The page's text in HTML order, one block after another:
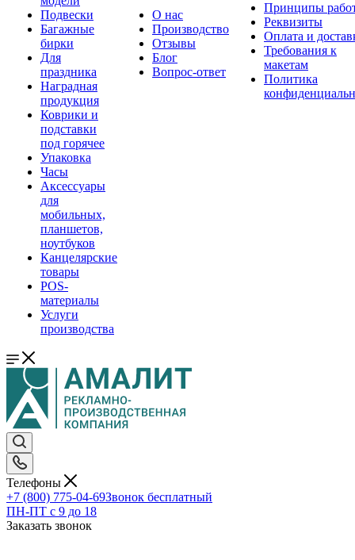
Подвески
Багажные
бирки
Для
праздника
Наградная
продукция
Коврики и
подставки
под горячее
Упаковка
Часы
Аксессуары
для
мобильных,
планшетов,
ноутбуков
Канцелярские
товары
POS-
материалы
Услуги
производства
О нас
Производство
Отзывы
Блог
Вопрос-ответ
Принципы
Реквизиты
Оплата и
Требования к
макетам
Политика
Телефоны
+7 (800) 775-04-69Звонок бесплатный
ПН-ПТ c 9 до 18
Заказать звонок